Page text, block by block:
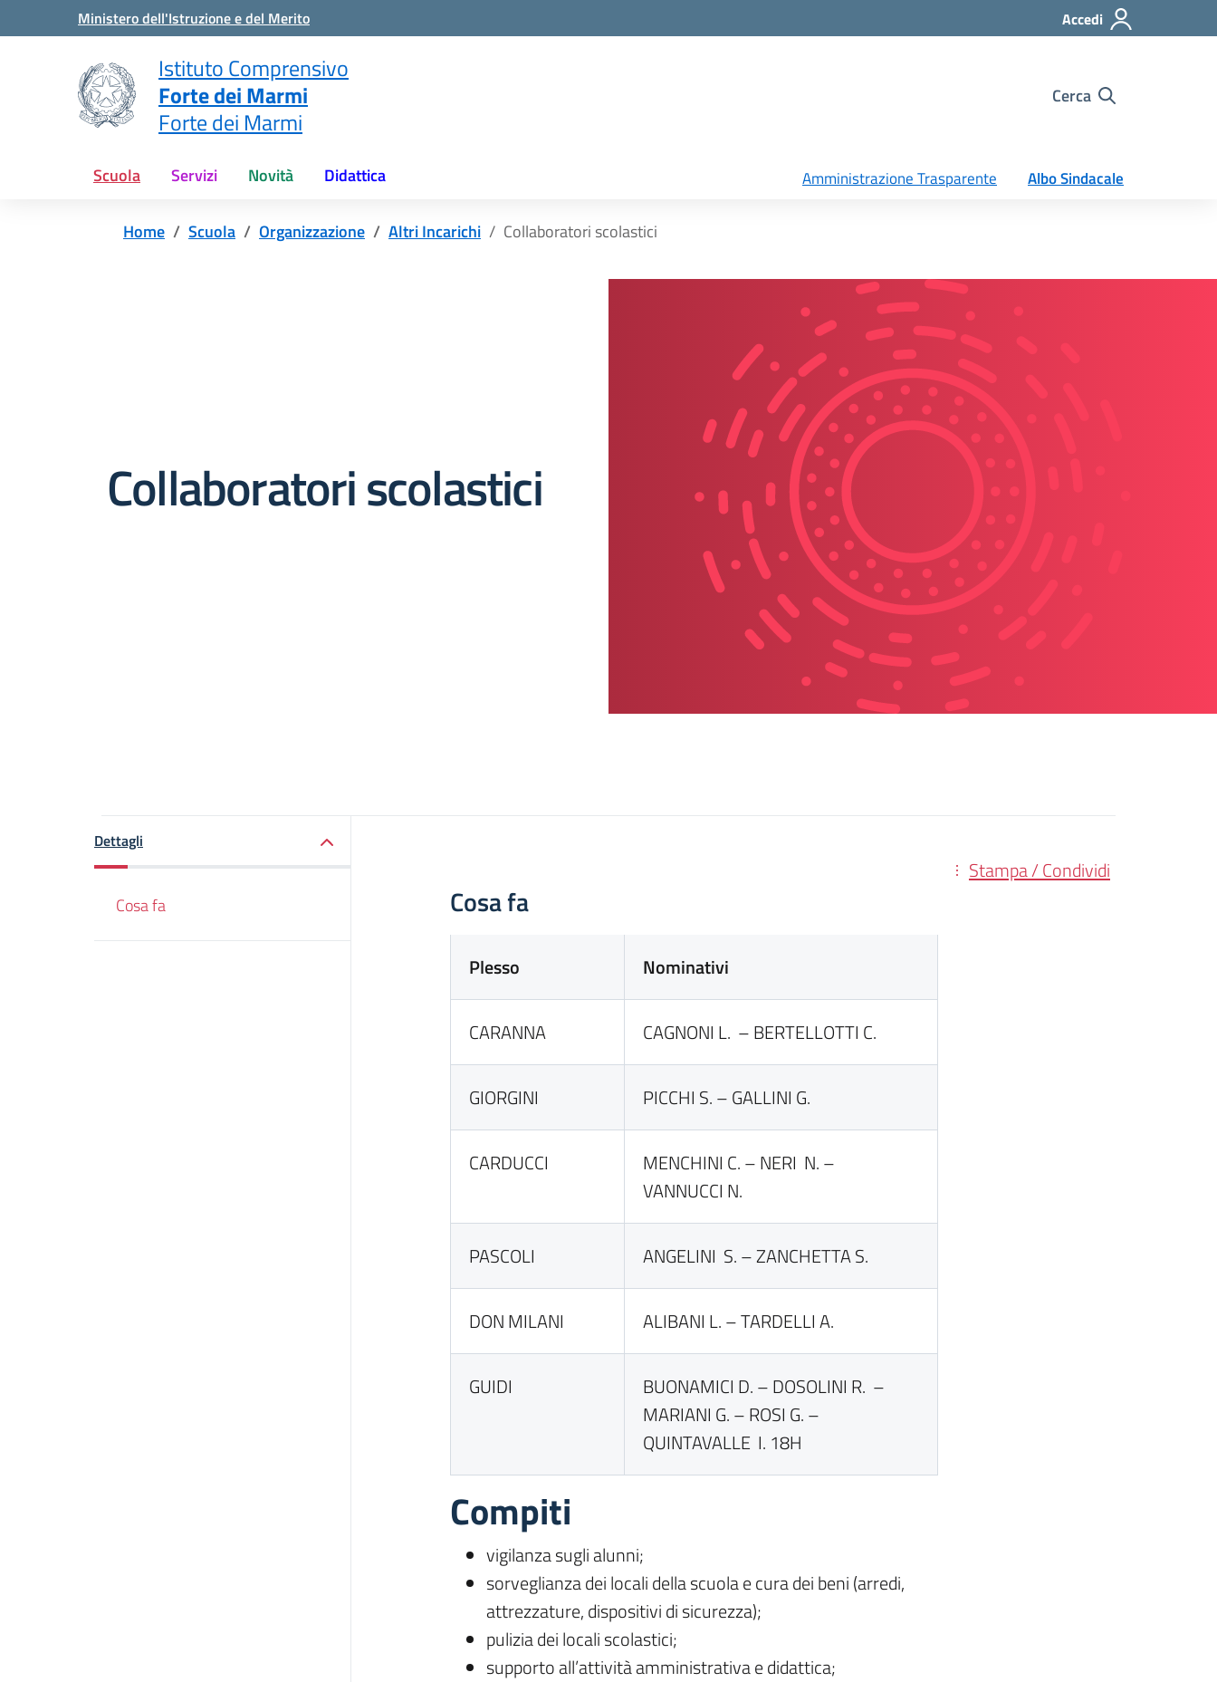
Vai ai contenuti
Vai al menu di navigazione
Ministero dell'Istruzione e del Merito Accedi
Istituto Comprensivo
Forte dei Marmi
Forte dei Marmi
Cerca
Scuola Servizi Novità Didattica Amministrazione Trasparente Albo Sindacale
Home Scuola Organizzazione Altri Incarichi Collaboratori scolastici
Collaboratori scolastici
Dettagli
Cosa fa
Stampa / Condividi
Cosa fa
Plesso Nominativi
CARANNA CAGNONI L. – BERTELLOTTI C.
GIORGINI PICCHI S. – GALLINI G.
CARDUCCI
MENCHINI C. – NERI N. –
VANNUCCI N.
PASCOLI ANGELINI S. – ZANCHETTA S.
DON MILANI ALIBANI L. – TARDELLI A.
GUIDI
BUONAMICI D. – DOSOLINI R. –
MARIANI G. – ROSI G. –
QUINTAVALLE I. 18H
Compiti
vigilanza sugli alunni;
sorveglianza dei locali della scuola e cura dei beni (arredi,
attrezzature, dispositivi di sicurezza);
pulizia dei locali scolastici;
supporto all’attività amministrativa e didattica;